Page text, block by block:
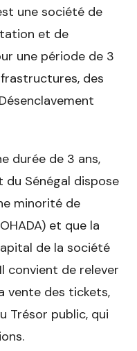
une société de
et de
une période de 3
des
durée de 3 ans,
du Sénégal dispose
minorité de
et que la
de la société
convient de relever
vente des tickets,
Trésor public, qui